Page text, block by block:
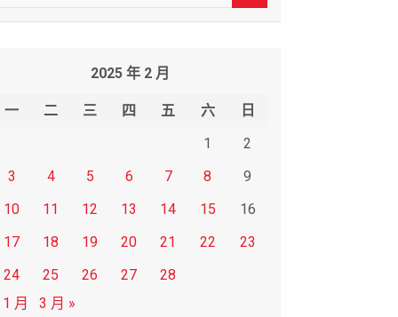
2025 年 2 月
一 二 三 四 五 六
日
1
2
3
4 5 6 7 8
9
10
11 12 13 14 15
16
17
18 19 20 21 22
23
24
25 26 27
28
月
3 月 »